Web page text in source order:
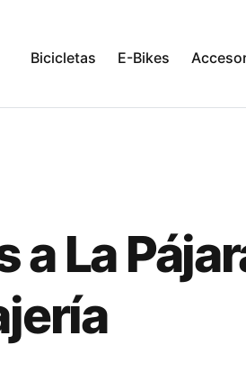
Bicicletas E-Bikes
a La